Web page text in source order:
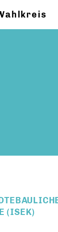
(ISEK)